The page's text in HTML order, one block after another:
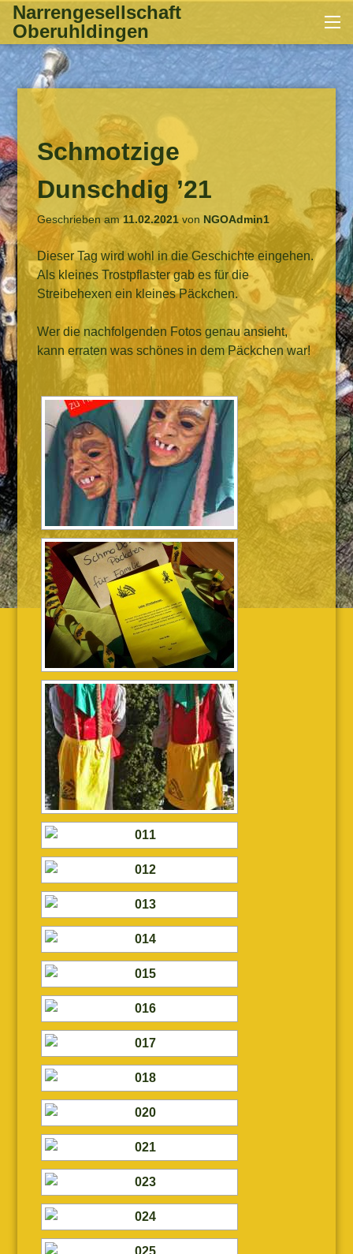
Zum
Inhalt
springen
Narrengesellschaft
Oberuhldingen
Schmotzige
Dunschdig ’21
Geschrieben am11.02.2021von NGOAdmin1
Dieser Tag wird wohl in die Geschichte eingehen.
Als kleines Trostpflaster gab es für die
Streibehexen ein kleines Päckchen.
Wer die nachfolgenden Fotos genau ansieht,
kann erraten was schönes in dem Päckchen war!